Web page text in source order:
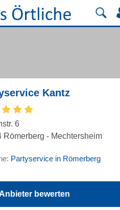
Kantz
6
Römerberg - Mechtersheim
Partyservice in Römerberg
bewerten